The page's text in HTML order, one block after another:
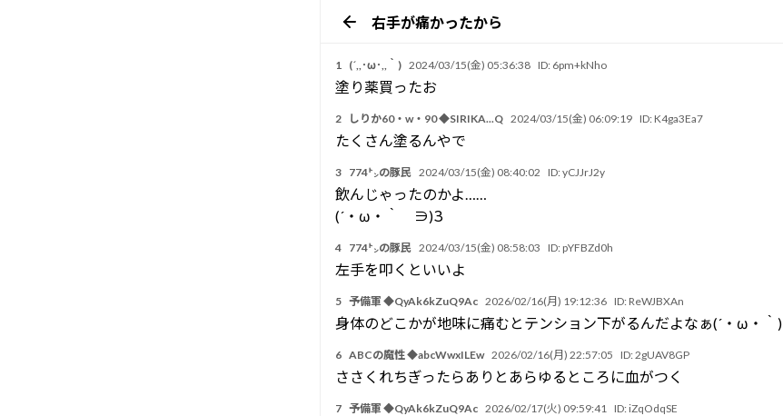
右手が痛かったから
1 (´,,･ω･,,｀) 2024/03/15(金) 05:36:38 ID: 6pm+kNho
塗り薬買ったお
2 しりか60・w・90 ◆SIRIKA...Q 2024/03/15(金) 06:09:19 ID: K4ga3Ea7
たくさん塗るんやで
3 774㌧の豚民 2024/03/15(金) 08:40:02 ID:yCJJrJ2y
飲んじゃったのかよ……
(´・ω・｀ ∋)З
4 774㌧の豚民 2024/03/15(金) 08:58:03 ID: pYFBZd0h
左手を叩くといいよ
5 予備軍 ◆QyAk6kZuQ9Ac 2026/02/16(月) 19:12:36 ID: ReWJBXAn
身体のどこかが地味に痛むとテンション下がるんだよなぁ(´・ω・｀)
6 ABCの魔性 ◆abcWwxILEw 2026/02/16(月) 22:57:05 ID:2gUAV8GP
ささくれちぎったらありとあらゆるところに血がつく
7 予備軍 ◆QyAk6kZuQ9Ac 2026/02/17(火) 09:59:41 ID: iZqOdqSE